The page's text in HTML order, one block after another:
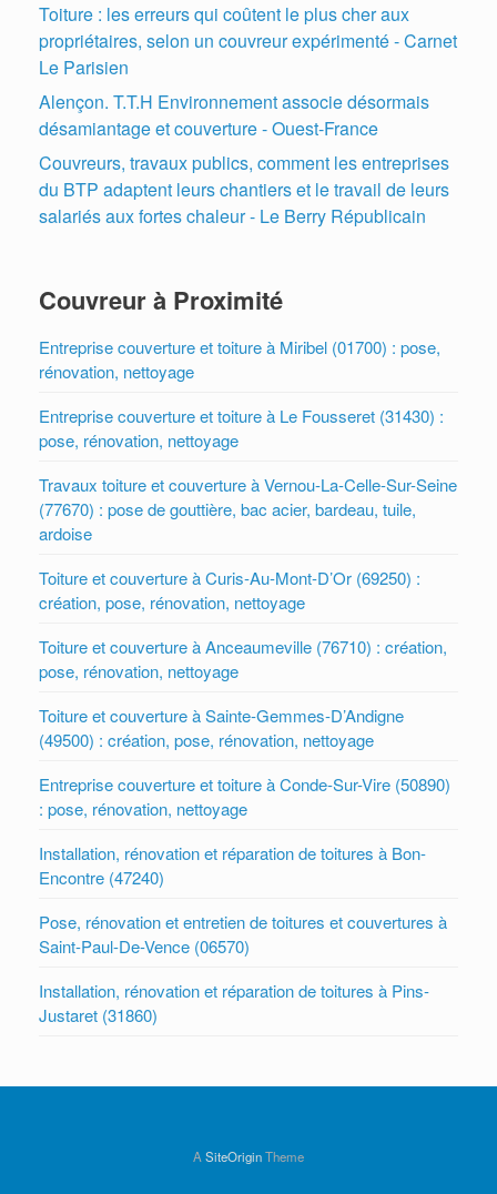
Toiture : les erreurs qui coûtent le plus cher aux
propriétaires, selon un couvreur expérimenté - Carnet
Le Parisien
Alençon. T.T.H Environnement associe désormais
désamiantage et couverture - Ouest-France
Couvreurs, travaux publics, comment les entreprises
du BTP adaptent leurs chantiers et le travail de leurs
salariés aux fortes chaleur - Le Berry Républicain
Couvreur à Proximité
Entreprise couverture et toiture à Miribel (01700) : pose,
rénovation, nettoyage
Entreprise couverture et toiture à Le Fousseret (31430) :
pose, rénovation, nettoyage
Travaux toiture et couverture à Vernou-La-Celle-Sur-Seine
(77670) : pose de gouttière, bac acier, bardeau, tuile,
ardoise
Toiture et couverture à Curis-Au-Mont-D’Or (69250) :
création, pose, rénovation, nettoyage
Toiture et couverture à Anceaumeville (76710) : création,
pose, rénovation, nettoyage
Toiture et couverture à Sainte-Gemmes-D’Andigne
(49500) : création, pose, rénovation, nettoyage
Entreprise couverture et toiture à Conde-Sur-Vire (50890)
: pose, rénovation, nettoyage
Installation, rénovation et réparation de toitures à Bon-
Encontre (47240)
Pose, rénovation et entretien de toitures et couvertures à
Saint-Paul-De-Vence (06570)
Installation, rénovation et réparation de toitures à Pins-
Justaret (31860)
A SiteOriginTheme